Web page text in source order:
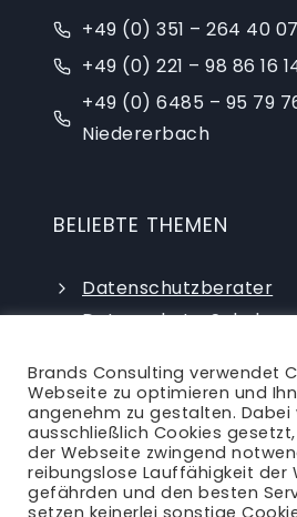
+49 (0) 351 – 264 40
+49 (0) 221 – 98 86 16
+49 (0) 6485 – 95 79
Niedererbach
BELIEBTE THEMEN
Datenschutzberater
Datenschutz-
externer
Brands Consulting verwendet
Webseite zu optimieren und
angenehm zu gestalten. Dabei
ausschließlich Cookies
der Webseite zwingend
reibungslose Lauffähigkeit der
gefährden und den besten
setzen keinerlei sonstige